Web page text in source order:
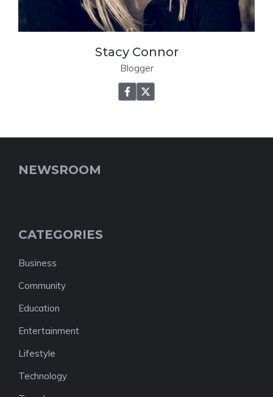
Stacy Connor
Blogger
NEWSROOM
CATEGORIES
Business
Community
Education
Entertainment
Lifestyle
Technology